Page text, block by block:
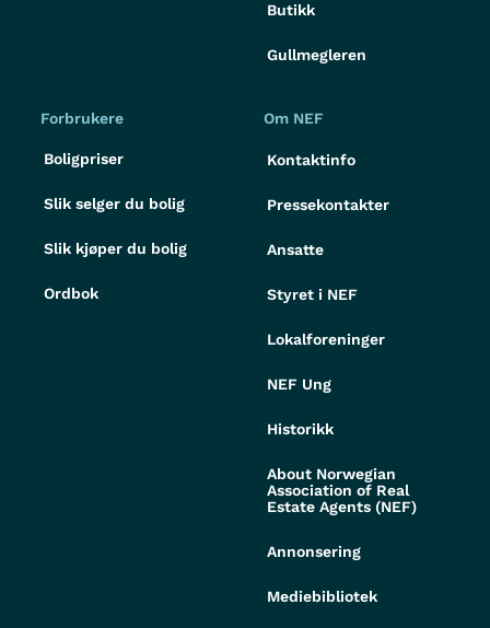
Butikk
Gullmegleren
Forbrukere
Boligpriser
Slik selger du bolig
Slik kjøper du bolig
Ordbok
Om NEF
Kontaktinfo
Pressekontakter
Ansatte
Styret i NEF
Lokalforeninger
NEF Ung
Historikk
About Norwegian
Association of Real
Estate Agents (NEF)
Annonsering
Mediebibliotek